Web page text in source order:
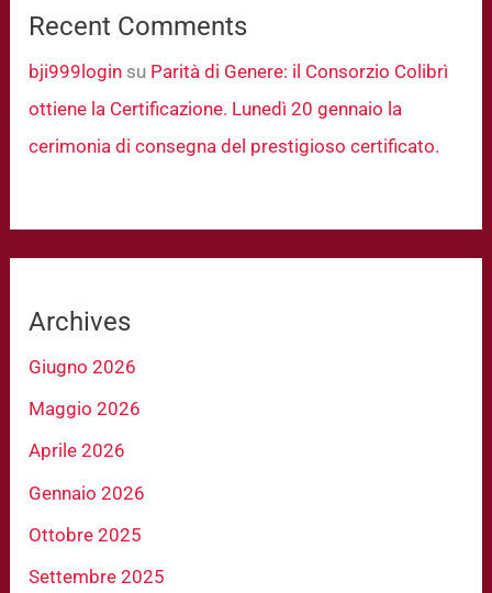
Recent Comments
bji999login su Parità di Genere: il Consorzio Colibrì
ottiene la Certificazione. Lunedì 20 gennaio la
cerimonia di consegna del prestigioso certificato.
Archives
Giugno 2026
Maggio 2026
Aprile 2026
Gennaio 2026
Ottobre 2025
Settembre 2025